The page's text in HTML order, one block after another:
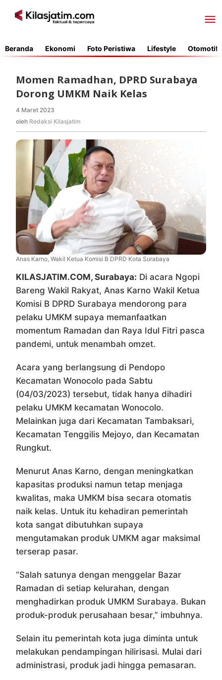
Beranda Ekonomi Foto Peristiwa Lifestyle Otomotif
Momen Ramadhan, DPRD Surabaya
Dorong UMKM Naik Kelas
4 Maret 2023
Redaksi
oleh Redaksi Kilasjatim
Anas Karno, Wakil Ketua Komisi B DPRD Kota Surabaya
KILASJATIM.COM, Surabaya: Di acara Ngopi
Bareng Wakil Rakyat, Anas Karno Wakil Ketua
Komisi B DPRD Surabaya mendorong para
pelaku UMKM supaya memanfaatkan
momentum Ramadan dan Raya Idul Fitri pasca
pandemi, untuk menambah omzet.
Acara yang berlangsung di Pendopo
Kecamatan Wonocolo pada Sabtu
(04/03/2023) tersebut, tidak hanya dihadiri
pelaku UMKM kecamatan Wonocolo.
Melainkan juga dari Kecamatan Tambaksari,
Kecamatan Tenggilis Mejoyo, dan Kecamatan
Rungkut.
Menurut Anas Karno, dengan meningkatkan
kapasitas produksi namun tetap menjaga
kwalitas, maka UMKM bisa secara otomatis
naik kelas. Untuk itu kehadiran pemerintah
kota sangat dibutuhkan supaya
mengutamakan produk UMKM agar maksimal
terserap pasar.
“Salah satunya dengan menggelar Bazar
Ramadan di setiap kelurahan, dengan
menghadirkan produk UMKM Surabaya. Bukan
produk-produk perusahaan besar,” imbuhnya.
Selain itu pemerintah kota juga diminta untuk
melakukan pendampingan hilirisasi. Mulai dari
administrasi, produk jadi hingga pemasaran.